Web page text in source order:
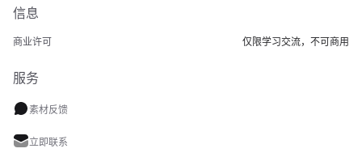
信息
商业许可 仅限学习交流，不可商用
服务
素材反馈
立即联系